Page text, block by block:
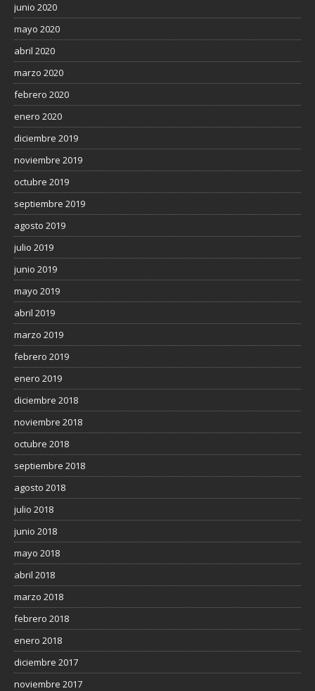
junio 2020
mayo 2020
abril 2020
marzo 2020
febrero 2020
enero 2020
diciembre 2019
noviembre 2019
octubre 2019
septiembre 2019
agosto 2019
julio 2019
junio 2019
mayo 2019
abril 2019
marzo 2019
febrero 2019
enero 2019
diciembre 2018
noviembre 2018
octubre 2018
septiembre 2018
agosto 2018
julio 2018
junio 2018
mayo 2018
abril 2018
marzo 2018
febrero 2018
enero 2018
diciembre 2017
noviembre 2017